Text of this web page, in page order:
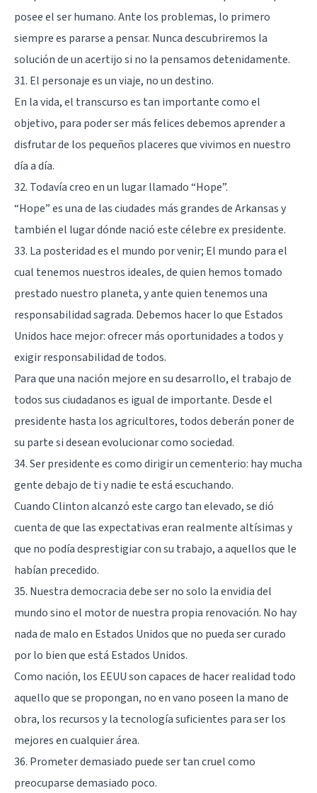
posee el ser humano. Ante los problemas, lo primero
siempre es pararse a pensar. Nunca descubriremos la
solución de un acertijo si no la pensamos detenidamente.
31. El personaje es un viaje, no un destino.
En la vida, el transcurso es tan importante como el
objetivo, para poder ser más felices debemos aprender a
disfrutar de los pequeños placeres que vivimos en nuestro
día a día.
32. Todavía creo en un lugar llamado “Hope”.
“Hope” es una de las ciudades más grandes de Arkansas y
también el lugar dónde nació este célebre ex presidente.
33. La posteridad es el mundo por venir; El mundo para el
cual tenemos nuestros ideales, de quien hemos tomado
prestado nuestro planeta, y ante quien tenemos una
responsabilidad sagrada. Debemos hacer lo que Estados
Unidos hace mejor: ofrecer más oportunidades a todos y
exigir responsabilidad de todos.
Para que una nación mejore en su desarrollo, el trabajo de
todos sus ciudadanos es igual de importante. Desde el
presidente hasta los agricultores, todos deberán poner de
su parte si desean evolucionar como sociedad.
34. Ser presidente es como dirigir un cementerio: hay mucha
gente debajo de ti y nadie te está escuchando.
Cuando Clinton alcanzó este cargo tan elevado, se dió
cuenta de que las expectativas eran realmente altísimas y
que no podía desprestigiar con su trabajo, a aquellos que le
habían precedido.
35. Nuestra democracia debe ser no solo la envidia del
mundo sino el motor de nuestra propia renovación. No hay
nada de malo en Estados Unidos que no pueda ser curado
por lo bien que está Estados Unidos.
Como nación, los EEUU son capaces de hacer realidad todo
aquello que se propongan, no en vano poseen la mano de
obra, los recursos y la tecnología suficientes para ser los
mejores en cualquier área.
36. Prometer demasiado puede ser tan cruel como
preocuparse demasiado poco.